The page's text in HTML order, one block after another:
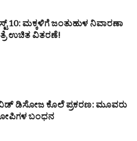
10: ಮಕ್ಕಳಿಗೆ ಜಂತುಹುಳ ನಿವಾರಣಾ
ಉಚಿತ ವಿತರಣೆ!
ಡಿಸೋಜ ಕೊಲೆ ಪ್ರಕರಣ: ಮೂವರು
ಬಂಧನ